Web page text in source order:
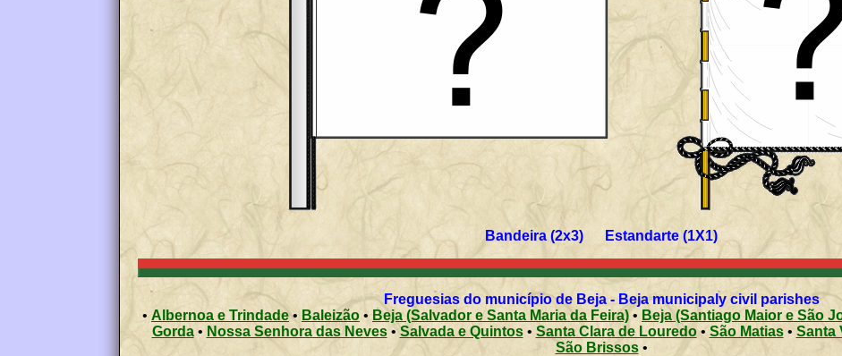
Bandeira (2x3) Estandarte (1X1)
Freguesias do município de Beja - Beja municipaly civil parishes
• Albernoa e Trindade• Baleizão • Beja (Salvador e Santa Maria da Feira)• Beja (Santiago Maior e São
Gorda• Nossa Senhora das Neves• Salvada e Quintos• Santa Clara de Louredo• São Matias• Santa
São Brissos•